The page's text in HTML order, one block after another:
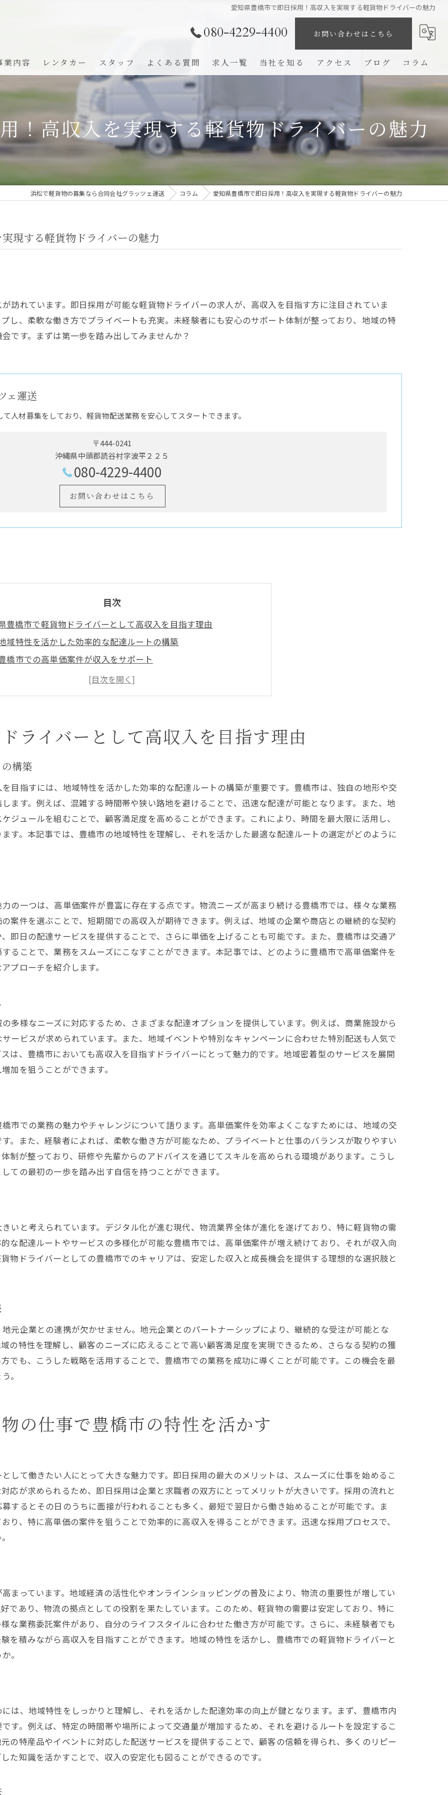
愛知県豊橋市で即日採用！高収入を実現する軽貨物ドライバーの魅力
080-4229-4400 お問い合わせはこちら
業内容 レンタカー スタッフ よくある質問 求人一覧 当社を知る
未経験
ドライバー
完全歩合制
アクセス ブログ コラム
！高収入を実現する軽貨物ドライバーの魅力
浜松で軽貨物の募集なら合同会社グラッツェ運送 コラム 愛知県豊橋市で即日採用！高収入を実現する軽貨物ドライバーの魅力
現する軽貨物ドライバーの魅力
訪れています。即日採用が可能な軽貨物ドライバーの求人が、高収入を目指す方に注目されていま
し、柔軟な働き方でプライベートも充実。未経験者にも安心のサポート体制が整っており、地域の特
です。まずは第一歩を踏み出してみませんか？
ェ運送
人材募集をしており、軽貨物配送業務を安心してスタートできます。
〒444-0241
沖縄県中頭郡読谷村字波平２２５
080-4229-4400
お問い合わせはこちら
目次
豊橋市で軽貨物ドライバーとして高収入を目指す理由
域特性を活かした効率的な配達ルートの構築
橋市での高単価案件が収入をサポート
域の需要に応える多様な配達サービス
験者が語る軽貨物ドライバーの実情
元企業との連携で安定した仕事を確保
用が可能な軽貨物の仕事で豊橋市の特性を活かす
日採用のメリットとその流れ
橋市での軽貨物ドライバーの需要
域特性を活かした配達効率の向上
日採用でスタートダッシュを切る方法
橋市の軽貨物市場での競争優位性
経験者を支える地域密着型の支援制度
心して始められるスタートアップガイド
輩ドライバーが語る成功の秘訣
経験からプロへ！成長を支える環境
橋市でのドライバーデビューの心得
単価案件の選び方とその魅力
橋市で高収入を得るための戦略
率的な配達スケジュールの作成方法
件選定のポイントと注意点
事とプライベートを両立する方法
軟な働き方が実現する自由な時間
イフスタイルに合った働き方の提案
で軽貨物ドライバーとしてキャリアを築く魅力とは
橋市でキャリアアップを目指す方法
験者が語る豊橋市でのキャリア形成
功事例に学ぶキャリア戦略
続的な成長を支える地域のサポート
性を活かした豊橋市の軽貨物ドライバーの求人情報
橋市の求人市場動向とその背景
募前に知っておきたい求人情報
み出す勇気を！豊橋市での軽貨物ドライバーとしての新たな挑戦
たな挑戦を後押しするサポート体制
めての一歩を踏み出すための心構え
域の特性を活かした独自の挑戦方法
経験者が新たな挑戦を選ぶ理由
ライバーとして高収入を目指す理由
構築
目指すには、地域特性を活かした効率的な配達ルートの構築が重要です。豊橋市は、独自の地形や交
ます。例えば、混雑する時間帯や狭い路地を避けることで、迅速な配達が可能となります。また、地
ジュールを組むことで、顧客満足度を高めることができます。これにより、時間を最大限に活用し、
す。本記事では、豊橋市の地域特性を理解し、それを活かした最適な配達ルートの選定がどのように
の一つは、高単価案件が豊富に存在する点です。物流ニーズが高まり続ける豊橋市では、様々な業務
案件を選ぶことで、短期間での高収入が期待できます。例えば、地域の企業や商店との継続的な契約
即日の配達サービスを提供することで、さらに単価を上げることも可能です。また、豊橋市は交通ア
ることで、業務をスムーズにこなすことができます。本記事では、どのように豊橋市で高単価案件を
プローチを紹介します。
多様なニーズに対応するため、さまざまな配達オプションを提供しています。例えば、商業施設から
ービスが求められています。また、地域イベントや特別なキャンペーンに合わせた特別配送も人気で
は、豊橋市においても高収入を目指すドライバーにとって魅力的です。地域密着型のサービスを展開
加を狙うことができます。
市での業務の魅力やチャレンジについて語ります。高単価案件を効率よくこなすためには、地域の交
。また、経験者によれば、柔軟な働き方が可能なため、プライベートと仕事のバランスが取りやすい
制が整っており、研修や先輩からのアドバイスを通じてスキルを高められる環境があります。こうし
ての最初の一歩を踏み出す自信を持つことができます。
いと考えられています。デジタル化が進む現代、物流業界全体が進化を遂げており、特に軽貨物の需
な配達ルートやサービスの多様化が可能な豊橋市では、高単価案件が増え続けており、それが収入向
物ドライバーとしての豊橋市でのキャリアは、安定した収入と成長機会を提供する理想的な選択肢と
元企業との連携が欠かせません。地元企業とのパートナーシップにより、継続的な受注が可能とな
の特性を理解し、顧客のニーズに応えることで高い顧客満足度を実現できるため、さらなる契約の獲
でも、こうした戦略を活用することで、豊橋市での業務を成功に導くことが可能です。この機会を最
。
の仕事で豊橋市の特性を活かす
して働きたい人にとって大きな魅力です。即日採用の最大のメリットは、スムーズに仕事を始めるこ
応が求められるため、即日採用は企業と求職者の双方にとってメリットが大きいです。採用の流れと
するとその日のうちに面接が行われることも多く、最短で翌日から働き始めることが可能です。ま
り、特に高単価の案件を狙うことで効率的に高収入を得ることができます。迅速な採用プロセスで、
まっています。地域経済の活性化やオンラインショッピングの普及により、物流の重要性が増してい
であり、物流の拠点としての役割を果たしています。このため、軽貨物の需要は安定しており、特に
な業務委託案件があり、自分のライフスタイルに合わせた働き方が可能です。さらに、未経験者でも
を積みながら高収入を目指すことができます。地域の特性を活かし、豊橋市での軽貨物ドライバーと
。
は、地域特性をしっかりと理解し、それを活かした配達効率の向上が鍵となります。まず、豊橋市内
す。例えば、特定の時間帯や場所によって交通量が増加するため、それを避けるルートを設定するこ
の特産品やイベントに対応した配送サービスを提供することで、顧客の信頼を得られ、多くのリピー
た知識を活かすことで、収入の安定化も図ることができるのです。